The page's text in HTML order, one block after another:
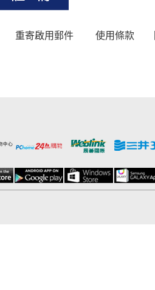
重寄啟用郵件 使用條款